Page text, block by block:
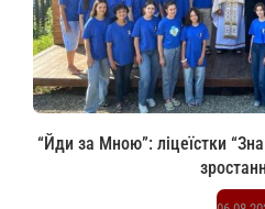
“Йди за Мною”: ліцеїстки